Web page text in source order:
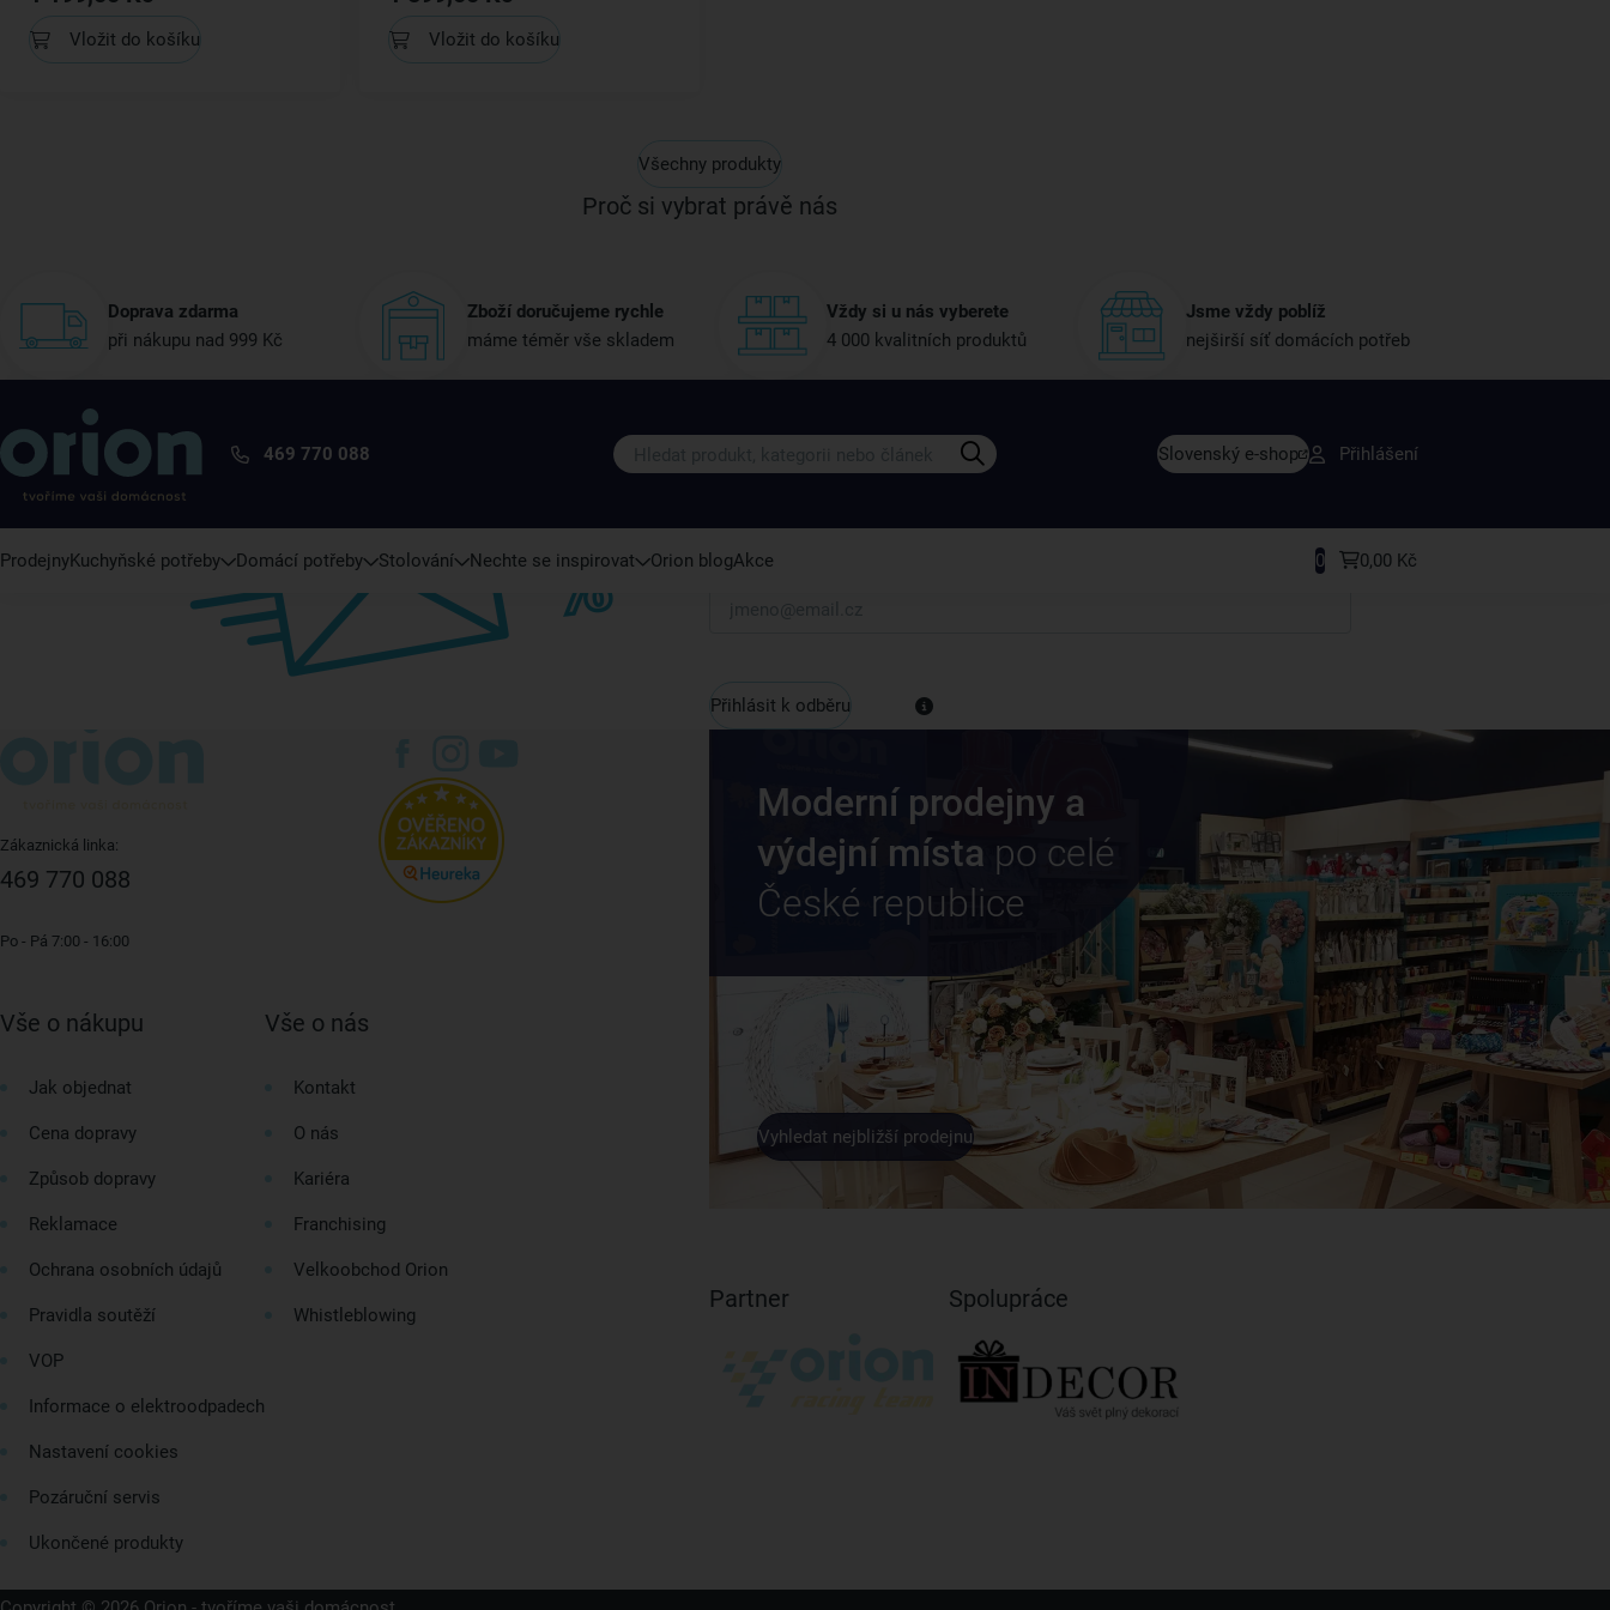
Vložit do košíku Vložit do košíku
Všechny produkty
Proč si vybrat právě nás
Doprava zdarma
při nákupu nad 999 Kč
Zboží doručujeme rychle
máme téměr vše skladem
Vždy si u nás vyberete
4 000 kvalitních produktů
Jsme vždy poblíž
nejširší síť domácích potřeb
469 770 088 Slovenský e-shop Přihlášení
ProdejnyKuchyňské potřeby Domácí potřeby Stolování Nechte se inspirovat Orion blogAkce 0 0,00 Kč
Přihlaste se k odběru našeho newsletteru.
Váš e-mail
Přihlásit k odběru
Moderní prodejny a
výdejní místa po celé
České republice
Vyhledat nejbližší prodejnu
Partner Spolupráce
Zákaznická linka:
469 770 088
Po - Pá 7:00 - 16:00
Vše o nákupu
Jak objednat
Cena dopravy
Způsob dopravy
Reklamace
Ochrana osobních údajů
Pravidla soutěží
VOP
Informace o elektroodpadech
Nastavení cookies
Pozáruční servis
Ukončené produkty
Vše o nás
Kontakt
O nás
Kariéra
Franchising
Velkoobchod Orion
Whistleblowing